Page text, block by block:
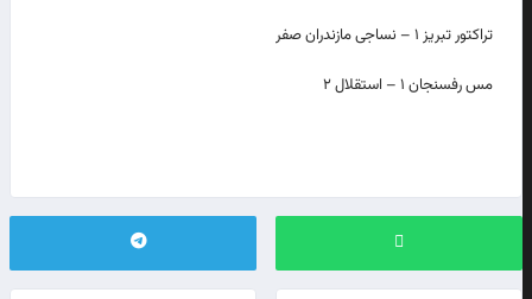
تراکتور تبریز ۱ – نساجی مازندران صفر
مس رفسنجان ۱ – استقلال ۲